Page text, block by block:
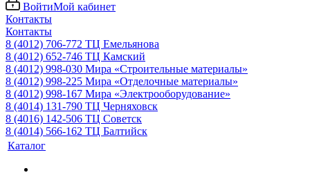
ВойтиМой кабинет
Контакты
Контакты
8 (4012) 706-772 ТЦ Емельянова
8 (4012) 652-746 ТЦ Камский
8 (4012) 998-030 Мира «Строительные материалы»
8 (4012) 998-225 Мира «Отделочные материалы»
8 (4012) 998-167 Мира «Электрооборудование»
8 (4014) 131-790 ТЦ Черняховск
8 (4016) 142-506 ТЦ Советск
8 (4014) 566-162 ТЦ Балтийск
Каталог